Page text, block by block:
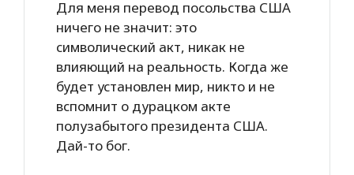
Для меня перевод посольства США
ничего не значит: это
символический акт, никак не
влияющий на реальность. Когда же
будет установлен мир, никто и не
вспомнит о дурацком акте
полузабытого президента США.
Дай-то бог.